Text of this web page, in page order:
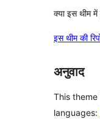
क्या इस थीम
इस थीम की
अनुवाद
This
languages: